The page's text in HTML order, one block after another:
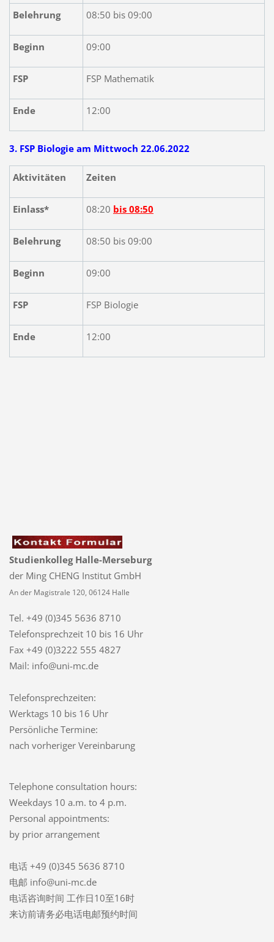
Belehrung 08:50 bis 09:00
Beginn 09:00
FSP FSP Mathematik
Ende 12:00
3. FSP Biologie am Mittwoch 22.06.2022
Aktivitäten Zeiten
Einlass* 08:20 bis 08:50
Belehrung 08:50 bis 09:00
Beginn 09:00
FSP FSP Biologie
Ende 12:00
Studienkolleg Halle-Merseburg
der Ming CHENG Institut GmbH
An der Magistrale 120, 06124 Halle
Tel. +49 (0)345 5636 8710
Telefonsprechzeit 10 bis 16 Uhr
Fax +49 (0)3222 555 4827
Mail: info@uni-mc.de
Telefonsprechzeiten:
Werktags 10 bis 16 Uhr
Persönliche Termine:
nach vorheriger Vereinbarung
Telephone consultation hours:
Weekdays 10 a.m. to 4 p.m.
Personal appointments:
by prior arrangement
电话 +49 (0)345 5636 8710
电邮 info@uni-mc.de
电话咨询时间 工作日10至16时
来访前请务必电话电邮预约时间